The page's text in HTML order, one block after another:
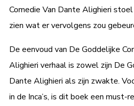
Comedie Van Dante Alighieri
zien wat er vervolgens zou
De eenvoud van De Goddelijke
Alighieri verhaal is zowel zijn De
Dante Alighieri als zijn zwakte.
in de Inca’s, is dit boek een must-